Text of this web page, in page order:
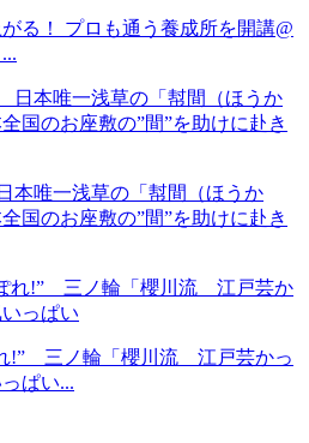
る！ プロも通う養成所を開講@
唯一浅草の「幇間（ほうか
国のお座敷の”間”を助けに赴き
!” 三ノ輪「櫻川流 江戸芸かっ
ぱい...